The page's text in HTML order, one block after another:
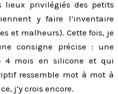
lieux privilégiés des petits
y faire l’inventaire
et malheurs). Cette fois, je
consigne précise : une
4 mois en silicone et qui
ressemble mot à mot à
j’y crois encore.